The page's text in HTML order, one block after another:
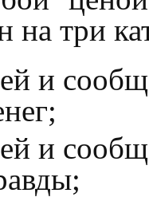
на три
и
и